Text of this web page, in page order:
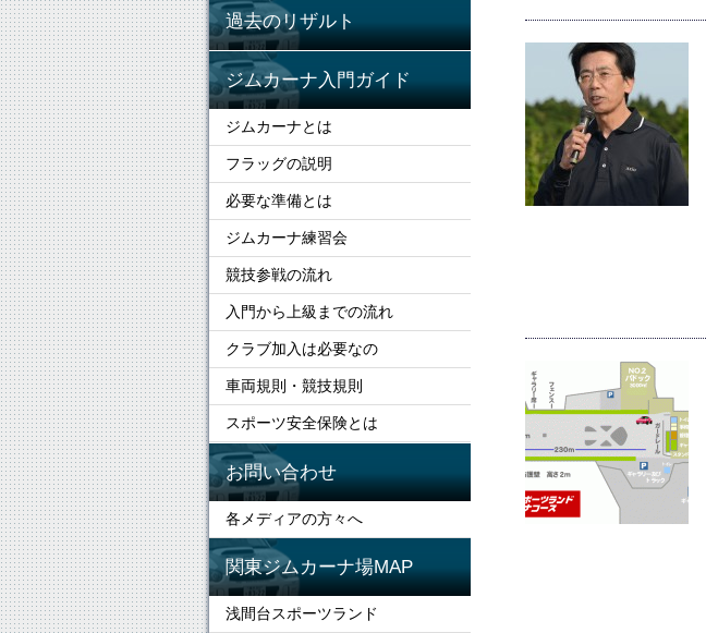
過去のリザルト
ジムカーナ入門ガイド
ジムカーナとは
フラッグの説明
必要な準備とは
ジムカーナ練習会
競技参戦の流れ
入門から上級までの流れ
クラブ加入は必要なの
車両規則・競技規則
スポーツ安全保険とは
お問い合わせ
各メディアの方々へ
関東ジムカーナ場MAP
浅間台スポーツランド